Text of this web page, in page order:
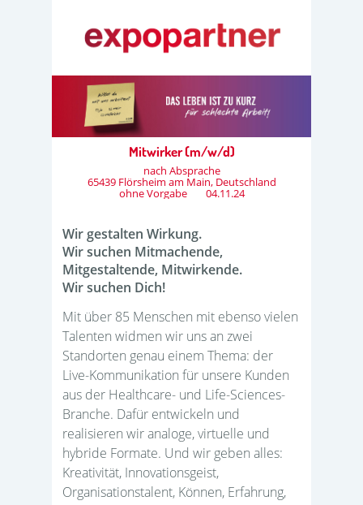
Mitwirker (m/w/d)
nach Absprache
65439 Flörsheim am Main, Deutschland
ohne Vorgabe 04.11.24
Wir gestalten Wirkung.
Wir suchen Mitmachende,
Mitgestaltende, Mitwirkende.
Wir suchen Dich!
Mit über 85 Menschen mit ebenso vielen
Talenten widmen wir uns an zwei
Standorten genau einem Thema: der
Live-Kommunikation für unsere Kunden
aus der Healthcare- und Life-Sciences-
Branche. Dafür entwickeln und
realisieren wir analoge, virtuelle und
hybride Formate. Und wir geben alles:
Kreativität, Innovationsgeist,
Organisationstalent, Können, Erfahrung,